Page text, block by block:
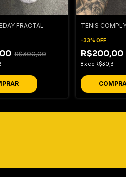
FRACTAL
R$300,00
TENIS
-33% OFF
R$200,00
8xde R$30,31